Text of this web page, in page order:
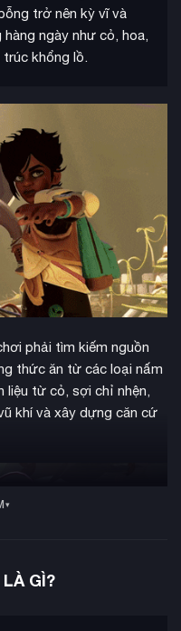
trở nên kỳ vĩ và
ngày như cỏ, hoa,
khổng lồ.
phải tìm kiếm nguồn
thức ăn từ các loại nấm
liệu từ cỏ, sợi chỉ nhện,
khí và xây dựng căn cứ
GÌ?